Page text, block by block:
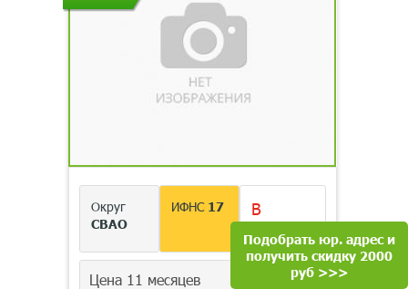
Округ
СВАО
ИФНС 17
В
наличии
Цена 11 месяцев 20 000 руб.
Подобрать юр. адрес и
получить скидку 2000
руб >>>